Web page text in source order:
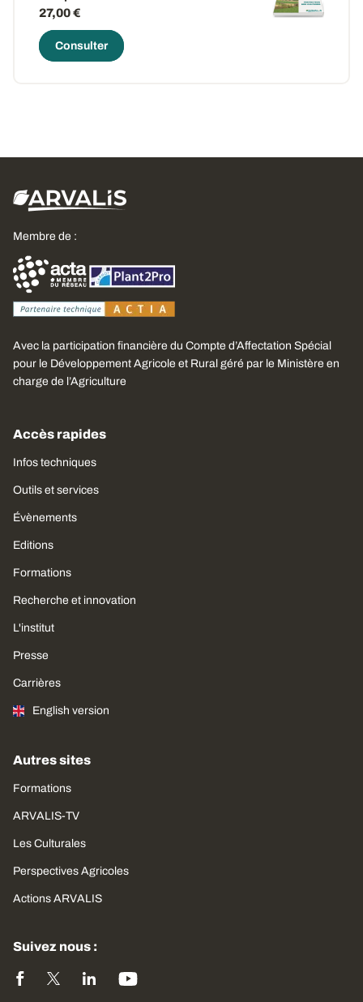
27,00 €
Consulter
Membre de :
Avec la participation financière du Compte d’Affectation Spécial
pour le Développement Agricole et Rural géré par le Ministère en
charge de l’Agriculture
Accès rapides
Infos techniques
Outils et services
Évènements
Editions
Formations
Recherche et innovation
L'institut
Presse
Carrières
English version
Autres sites
Formations
ARVALIS-TV
Les Culturales
Perspectives Agricoles
Actions ARVALIS
Suivez nous :